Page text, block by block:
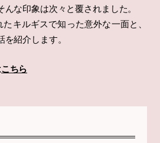
な印象は次々と覆されました。
キルギスで知った意外な一面と、
紹介します。
こちら